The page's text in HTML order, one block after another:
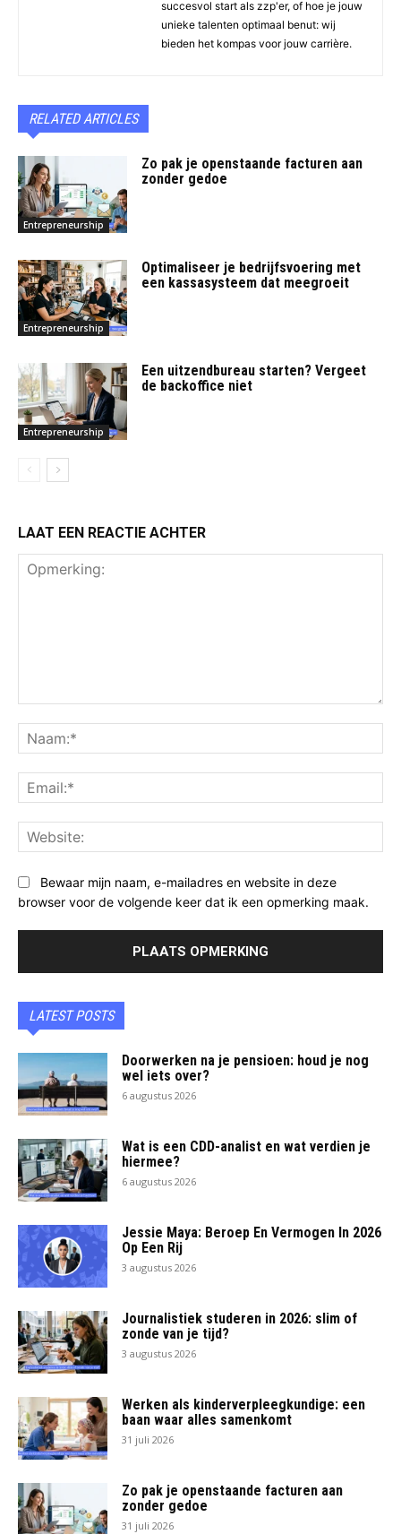
succesvol start als zzp'er, of hoe je jouw
unieke talenten optimaal benut: wij
bieden het kompas voor jouw carrière.
RELATED ARTICLES
Entrepreneurship
Zo pak je openstaande facturen aan
zonder gedoe
Entrepreneurship
Optimaliseer je bedrijfsvoering met
een kassasysteem dat meegroeit
Entrepreneurship
Een uitzendbureau starten? Vergeet
de backoffice niet
LAAT EEN REACTIE ACHTER
Bewaar mijn naam, e-mailadres en website in deze
browser voor de volgende keer dat ik een opmerking maak.
LATEST POSTS
Doorwerken na je pensioen: houd je nog
wel iets over?
6 augustus 2026
Wat is een CDD-analist en wat verdien je
hiermee?
6 augustus 2026
Jessie Maya: Beroep En Vermogen In 2026
Op Een Rij
3 augustus 2026
Journalistiek studeren in 2026: slim of
zonde van je tijd?
3 augustus 2026
Werken als kinderverpleegkundige: een
baan waar alles samenkomt
31 juli 2026
Zo pak je openstaande facturen aan
zonder gedoe
31 juli 2026